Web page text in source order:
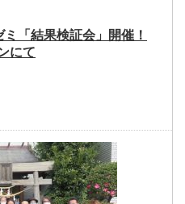
「結果検証会」開催！
にて